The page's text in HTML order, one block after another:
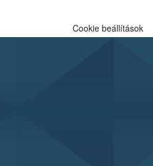
Cookie beállítások